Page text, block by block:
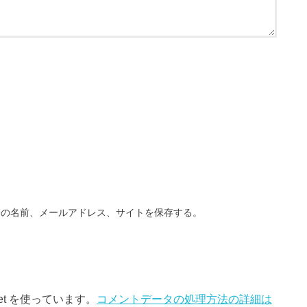
名前、メールアドレス、サイトを保存する。
を使っています。 コメントデータの処理方法の詳細は